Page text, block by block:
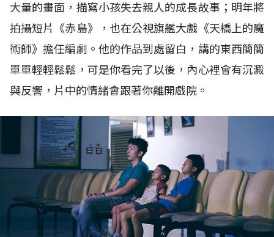
大量的畫面，描寫小孩失去親人的成長故事；明年將
拍攝短片《赤島》，也在公視旗艦大戲《天橋上的魔
術師》擔任編劇。他的作品到處留白，講的東西簡簡
單單輕輕鬆鬆，可是你看完了以後，內心裡會有沉澱
與反響，片中的情緒會跟著你離開戲院。